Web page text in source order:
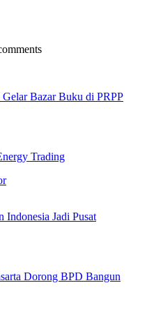
Bazar Buku di PRPP
Trading
Indonesia Jadi Pusat
Dorong BPD Bangun